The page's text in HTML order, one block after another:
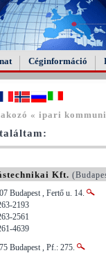
Céginformáció
« ipari
Kft.
Budapest , Fertő u. 14.
2193
2561
4639
Budapest , Pf.: 275.